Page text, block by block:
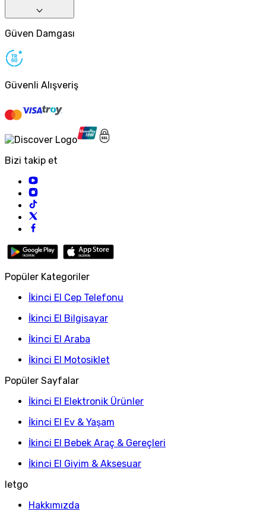
Güven Damgası
Güvenli Alışveriş
Bizi takip et
Popüler Kategoriler
İkinci El Cep Telefonu
İkinci El Bilgisayar
İkinci El Araba
İkinci El Motosiklet
Popüler Sayfalar
İkinci El Elektronik Ürünler
İkinci El Ev & Yaşam
İkinci El Bebek Araç & Gereçleri
İkinci El Giyim & Aksesuar
letgo
Hakkımızda